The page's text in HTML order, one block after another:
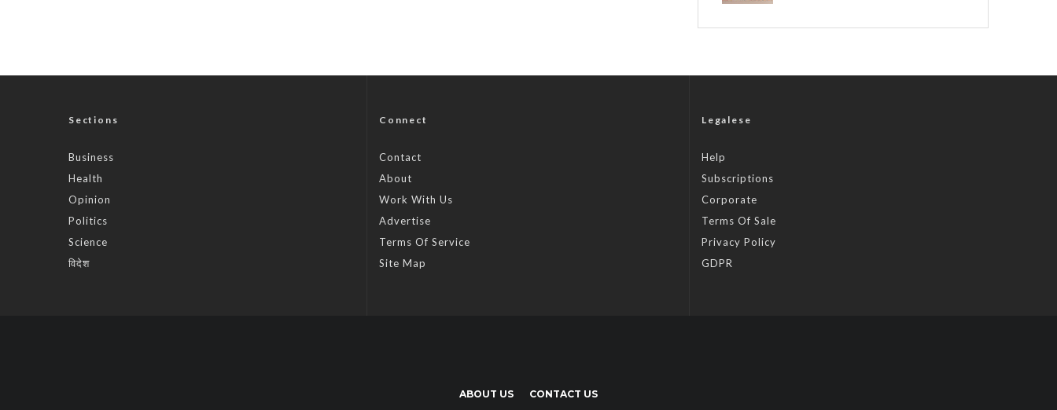
Sections
Business
Health
Opinion
Politics
Science
विदेश
Connect
Contact
About
Work With Us
Advertise
Terms Of Service
Site Map
Legalese
Help
Subscriptions
Corporate
Terms Of Sale
Privacy Policy
GDPR
ABOUT US CONTACT US